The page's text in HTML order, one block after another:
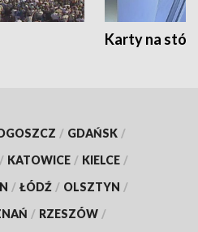
Karty na
/ GDAŃSK /
/ KATOWICE / KIELCE /
/ ŁÓDŹ / OLSZTYN /
/ RZESZÓW /